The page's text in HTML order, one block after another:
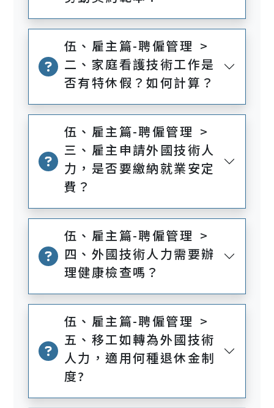
伍、雇主篇-聘僱管理 >
二、家庭看護技術工作是
否有特休假？如何計算？
伍、雇主篇-聘僱管理 >
三、雇主申請外國技術人
力，是否要繳納就業安定
費？
伍、雇主篇-聘僱管理 >
四、外國技術人力需要辦
理健康檢查嗎？
伍、雇主篇-聘僱管理 >
五、移工如轉為外國技術
人力，適用何種退休金制
度?